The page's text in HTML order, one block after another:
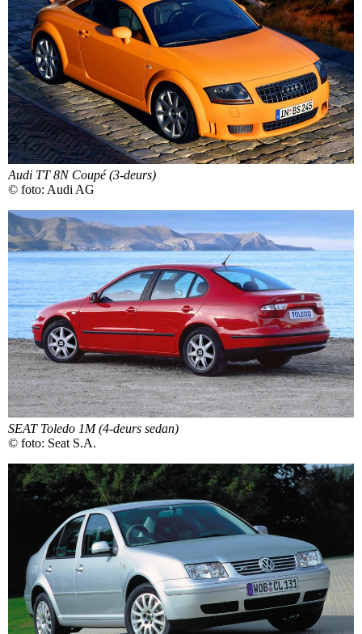
Audi TT 8N Coupé (3-deurs)
© foto: Audi AG
SEAT Toledo 1M (4-deurs sedan)
© foto: Seat S.A.